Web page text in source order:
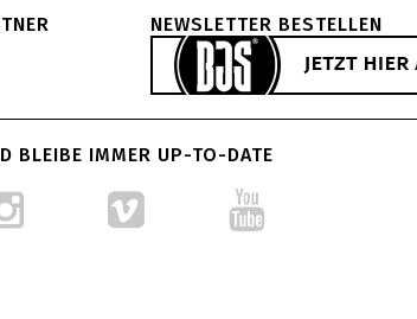
NEWSLETTER BESTELLEN
BLEIBE IMMER UP-TO-DATE